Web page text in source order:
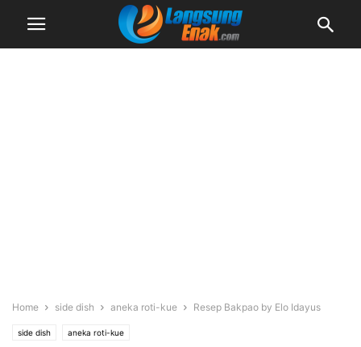
Home side dish aneka roti-kue Resep Bakpao by Elo Idayus
side dish aneka roti-kue